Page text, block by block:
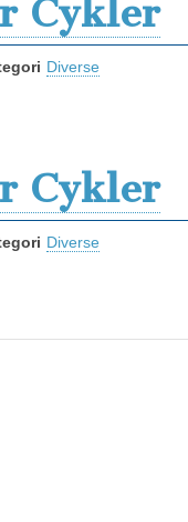
Cykler
Diverse
Cykler
Diverse